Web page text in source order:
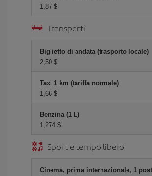
1,87 $
Transporti
Biglietto di andata (trasporto locale)
2,50 $
Taxi 1 km (tariffa normale)
1,66 $
Benzina (1 L)
1,274 $
Sport e tempo libero
Cinema, prima internazionale, 1